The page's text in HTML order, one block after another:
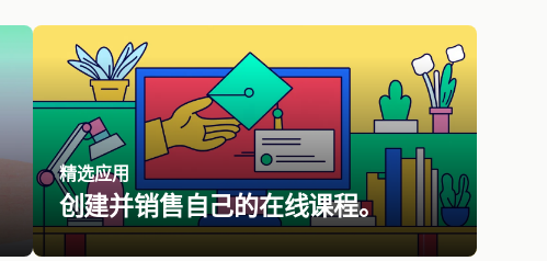
精选应用
创建并销售自己的在线课程。